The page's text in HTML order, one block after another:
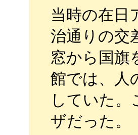
当時の在日
治通りの交
窓から国旗
館では、人
していた
ザだった。